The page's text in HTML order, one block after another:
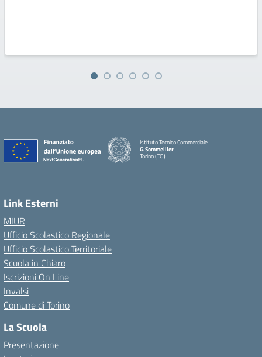
Istituto Tecnico Commerciale
G.Sommeiller
Torino (TO)
Link Esterni
MIUR
Ufficio Scolastico Regionale
Ufficio Scolastico Territoriale
Scuola in Chiaro
Iscrizioni On Line
Invalsi
Comune di Torino
La Scuola
Presentazione